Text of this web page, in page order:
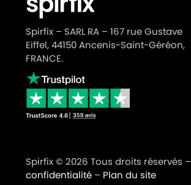
Spirfix – SARL RA – 167 rue Gustave
Eiffel, 44150 Ancenis-Saint-Géréon,
FRANCE.
Spirfix © 2026 Tous droits réservés –
confidentialité– Plan du site